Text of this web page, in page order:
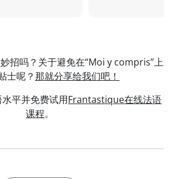
招吗？关于避免在“Moi y compris”上
士呢？那就分享给我们吧！
平并免费试用Frantastique在线法语
课程。